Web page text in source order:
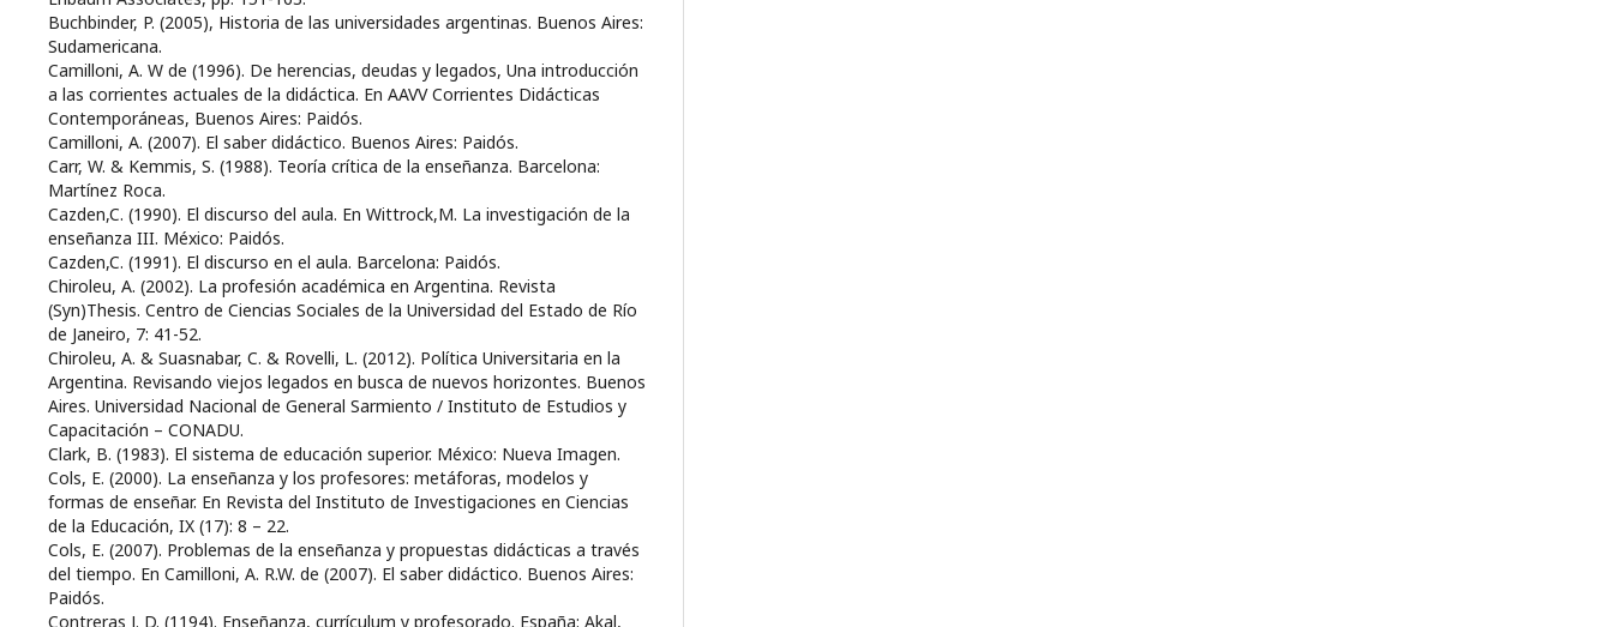
Buchbinder, P. (2005), Historia de las universidades argentinas. Buenos Aires:
Sudamericana.
Camilloni, A. W de (1996). De herencias, deudas y legados, Una introducción
a las corrientes actuales de la didáctica. En AAVV Corrientes Didácticas
Contemporáneas, Buenos Aires: Paidós.
Camilloni, A. (2007). El saber didáctico. Buenos Aires: Paidós.
Carr, W. & Kemmis, S. (1988). Teoría crítica de la enseñanza. Barcelona:
Martínez Roca.
Cazden,C. (1990). El discurso del aula. En Wittrock,M. La investigación de la
enseñanza III. México: Paidós.
Cazden,C. (1991). El discurso en el aula. Barcelona: Paidós.
Chiroleu, A. (2002). La profesión académica en Argentina. Revista
(Syn)Thesis. Centro de Ciencias Sociales de la Universidad del Estado de Río
de Janeiro, 7: 41-52.
Chiroleu, A. & Suasnabar, C. & Rovelli, L. (2012). Política Universitaria en la
Argentina. Revisando viejos legados en busca de nuevos horizontes. Buenos
Aires. Universidad Nacional de General Sarmiento / Instituto de Estudios y
Capacitación – CONADU.
Clark, B. (1983). El sistema de educación superior. México: Nueva Imagen.
Cols, E. (2000). La enseñanza y los profesores: metáforas, modelos y
formas de enseñar. En Revista del Instituto de Investigaciones en Ciencias
de la Educación, IX (17): 8 – 22.
Cols, E. (2007). Problemas de la enseñanza y propuestas didácticas a través
del tiempo. En Camilloni, A. R.W. de (2007). El saber didáctico. Buenos Aires:
Paidós.
Contreras J. D. (1194). Enseñanza, currículum y profesorado. España: Akal,